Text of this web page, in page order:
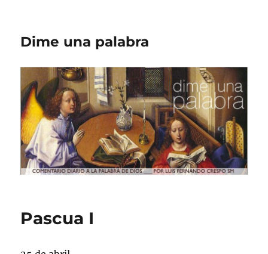
Dime una palabra
Pascua I